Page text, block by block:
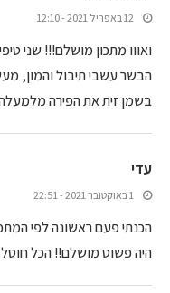
12 באפריל 2021 - 12:10
ואווו מתכון מושלם!!! שני
הבשר עשבי תיבול והמון,
בשמן זית את הפירה
עדי
1 באוקטובר 2021 - 22:51
הכנתי פעם ראשונה לפי
היה פשוט מושלם!! הכל